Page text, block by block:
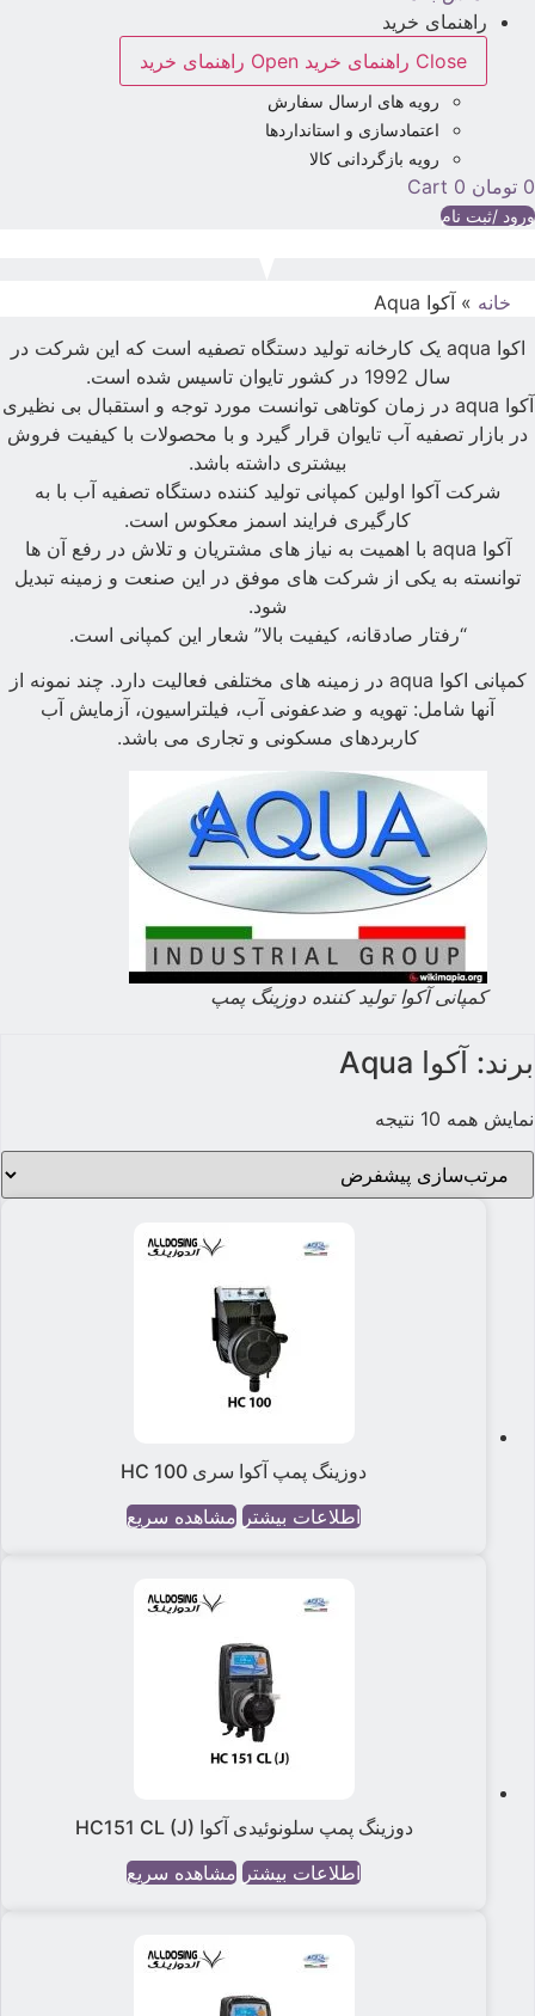
راهنمای خرید
Close راهنمای خرید
Open راهنمای خرید
رویه های ارسال سفارش
اعتمادسازی و استانداردها
رویه بازگردانی کالا
0 تومان 0
Cart
ورود /ثبت نام
خانه » آکوا Aqua
اکوا aqua یک کارخانه تولید دستگاه تصفیه است که این شرکت در
سال 1992 در کشور تایوان تاسیس شده است.
آکوا aqua در زمان کوتاهی توانست مورد توجه و استقبال بی نظیری
در بازار تصفیه آب تایوان قرار گیرد و با محصولات با کیفیت فروش
بیشتری داشته باشد.
شرکت آکوا اولین کمپانی تولید کننده دستگاه تصفیه آب با به
کارگیری فرایند اسمز معکوس است.
آکوا aqua با اهمیت به نیاز های مشتریان و تلاش در رفع آن ها
توانسته به یکی از شرکت های موفق در این صنعت و زمینه تبدیل
شود.
“رفتار صادقانه، کیفیت بالا” شعار این کمپانی است.
کمپانی اکوا aqua در زمینه های مختلفی فعالیت دارد. چند نمونه از
آنها شامل: تهویه و ضدعفونی آب، فیلتراسیون، آزمایش آب
کاربردهای مسکونی و تجاری می باشد.
کمپانی آکوا تولید کننده دوزینگ پمپ
برند: آکوا Aqua
نمایش همه 10 نتیجه
دوزینگ پمپ آکوا سری HC 100
اطلاعات بیشتر مشاهده سریع
دوزینگ پمپ سلونوئیدی آکوا HC151 CL (J)
اطلاعات بیشتر مشاهده سریع